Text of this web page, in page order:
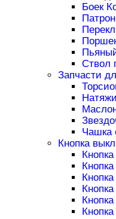
Боек
Ствол
Запчасти
Чашка
Кнопка